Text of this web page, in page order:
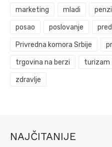
marketing mladi
posao poslovanje
Privredna komora Srbije
trgovina na berzi turizam
zdravlje
NAJČITANIJE